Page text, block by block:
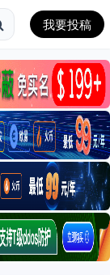
我要投稿